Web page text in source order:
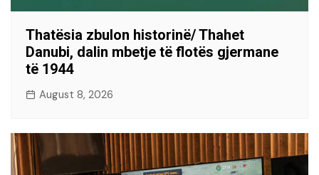
Thatësia zbulon historinë/ Thahet
Danubi, dalin mbetje të flotës gjermane
të 1944
August 8, 2026